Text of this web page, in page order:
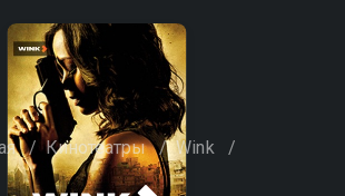
/ Кинотеатры / Wink /